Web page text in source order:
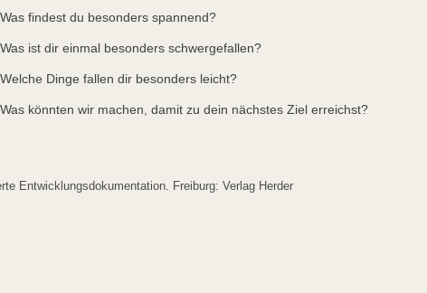
Was findest du besonders spannend?
Was ist dir einmal besonders schwergefallen?
Welche Dinge fallen dir besonders leicht?
Was könnten wir machen, damit zu dein nächstes Ziel erreichst?
Entwicklungsdokumentation. Freiburg: Verlag Herder